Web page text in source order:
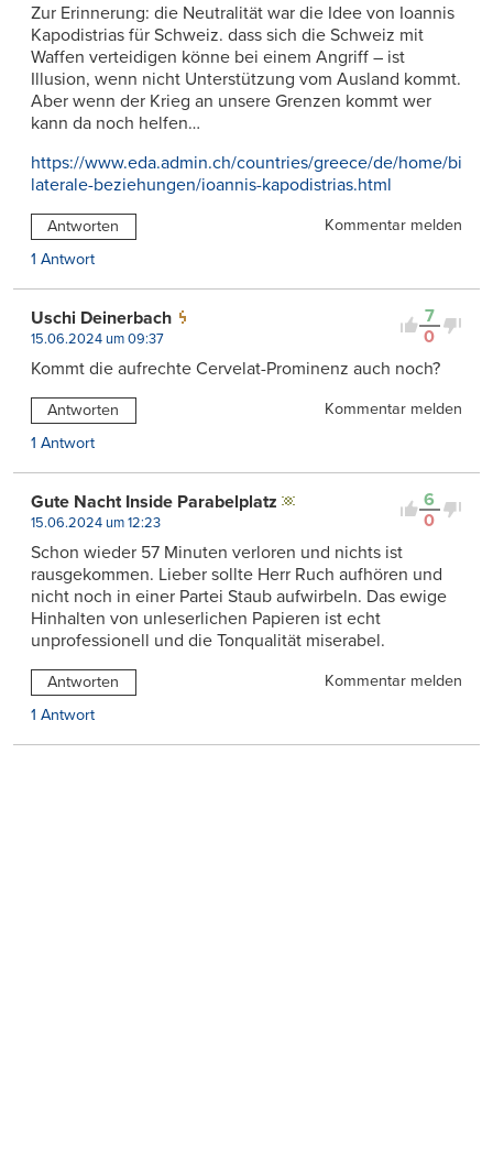
Zur Erinnerung: die Neutralität war die Idee von Ioannis
Kapodistrias für Schweiz. dass sich die Schweiz mit
Waffen verteidigen könne bei einem Angriff – ist
Illusion, wenn nicht Unterstützung vom Ausland kommt.
Aber wenn der Krieg an unsere Grenzen kommt wer
kann da noch helfen…
https://www.eda.admin.ch/countries/greece/de/home/bi
laterale-beziehungen/ioannis-kapodistrias.html
Antworten
Kommentar melden
1 Antwort
7
0
Uschi Deinerbach
15.06.2024 um 09:37
Kommt die aufrechte Cervelat-Prominenz auch noch?
Antworten
Kommentar melden
1 Antwort
6
0
Gute Nacht Inside Parabelplatz
15.06.2024 um 12:23
Schon wieder 57 Minuten verloren und nichts ist
rausgekommen. Lieber sollte Herr Ruch aufhören und
nicht noch in einer Partei Staub aufwirbeln. Das ewige
Hinhalten von unleserlichen Papieren ist echt
unprofessionell und die Tonqualität miserabel.
Antworten
Kommentar melden
1 Antwort